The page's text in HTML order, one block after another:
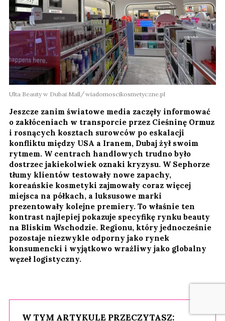
Ulta Beauty w Dubai Mall wiadomoscikosmetyczne.pl
Jeszcze zanim światowe media zaczęły informować
o zakłóceniach w transporcie przez Cieśninę Ormuz
i rosnących kosztach surowców po eskalacji
konfliktu między USA a Iranem, Dubaj żył swoim
rytmem. W centrach handlowych trudno było
dostrzec jakiekolwiek oznaki kryzysu. W Sephorze
tłumy klientów testowały nowe zapachy,
koreańskie kosmetyki zajmowały coraz więcej
miejsca na półkach, a luksusowe marki
prezentowały kolejne premiery. To właśnie ten
kontrast najlepiej pokazuje specyfikę rynku beauty
na Bliskim Wschodzie. Regionu, który jednocześnie
pozostaje niezwykle odporny jako rynek
konsumencki i wyjątkowo wrażliwy jako globalny
węzeł logistyczny.
W TYM ARTYKULE PRZECZYTASZ: